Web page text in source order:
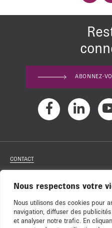
Nous respectons votre
Nous utilisons des cookies pour
navigation, diffuser des
et analyser notre trafic. En
ABONNEZ-
CONTACT